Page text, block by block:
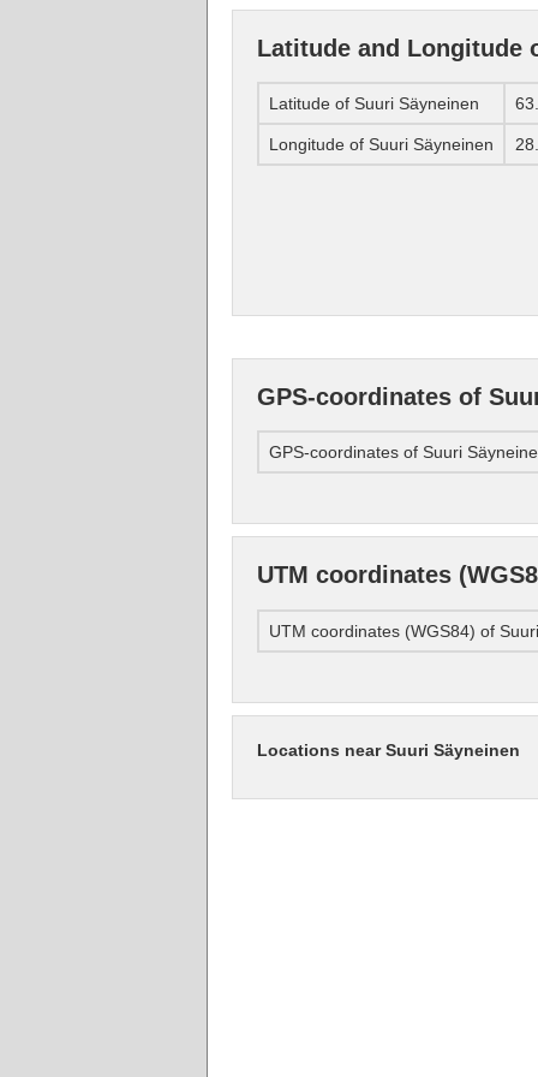
Latitude and Longitude
Latitude of Suuri Säyneinen
Longitude of Suuri Säyneinen
GPS-coordinates of
GPS-coordinates of Suuri
UTM coordinates
UTM coordinates (WGS84) of
Locations near Suuri Säyneinen